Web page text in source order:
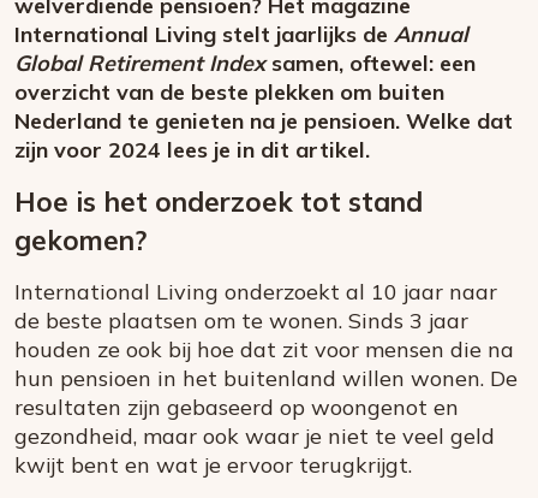
welverdiende pensioen? Het magazine
International Living stelt jaarlijks de Annual
Global Retirement Indexsamen, oftewel: een
overzicht van de beste plekken om buiten
Nederland te genieten na je pensioen. Welke dat
zijn voor 2024 lees je in dit artikel.
Hoe is het onderzoek tot stand
gekomen?
International Living onderzoekt al 10 jaar naar
de beste plaatsen om te wonen. Sinds 3 jaar
houden ze ook bij hoe dat zit voor mensen die na
hun pensioen in het buitenland willen wonen. De
resultaten zijn gebaseerd op woongenot en
gezondheid, maar ook waar je niet te veel geld
kwijt bent en wat je ervoor terugkrijgt.